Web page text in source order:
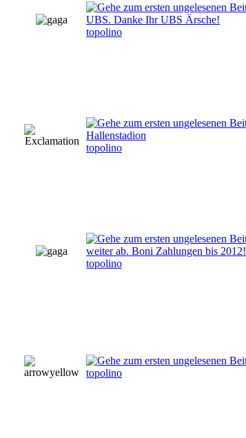
UBS. Danke Ihr UBS Ärsche!
topolino
Hallenstadion
topolino
weiter ab. Boni Zahlungen bis 2012!
topolino
topolino